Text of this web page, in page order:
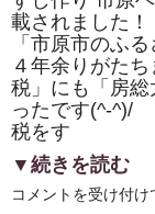
き
ま
し
た！！
は
載されました
「市原市のふ
４年余りがた
税」にも「房
ったです(^-^)/
税をす
▼続きを読む
市
コメントを受け付け